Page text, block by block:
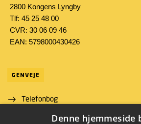
2800 Kongens Lyngby
Tlf: 45 25 48 00
CVR: 30 06 09 46
EAN: 5798000430426
GENVEJE
Telefonbog
Denne hjemmeside